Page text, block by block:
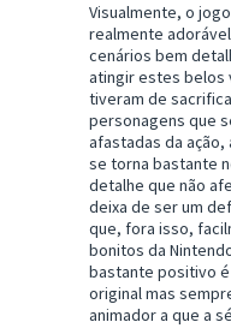
Visualmente, o
realmente
cenários bem
atingir estes belos
tiveram de
personagens que
afastadas da
se torna bastante
detalhe que não
deixa de ser um
que, fora isso,
bonitos da
bastante positivo
original mas
animador a que a